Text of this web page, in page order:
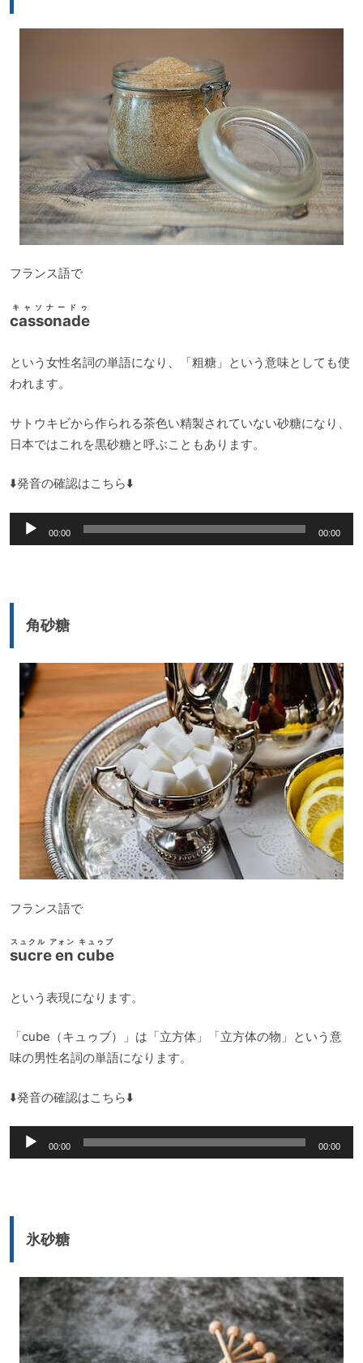
ー
フランス語で
cassonade
キャソナードゥ
という女性名詞の単語になり、「粗糖」という意味としても使
われます。
サトウキビから作られる茶色い精製されていない砂糖になり、
日本ではこれを黒砂糖と呼ぶこともあります。
⬇️発音の確認はこちら⬇️
声
ー
00:00 00:00
角砂糖
フランス語で
sucre en cube
スュクル アォン キュゥブ
という表現になります。
「cube（キュゥブ）」は「立方体」「立方体の物」という意
味の男性名詞の単語になります。
⬇️発音の確認はこちら⬇️
声
ー
00:00 00:00
氷砂糖